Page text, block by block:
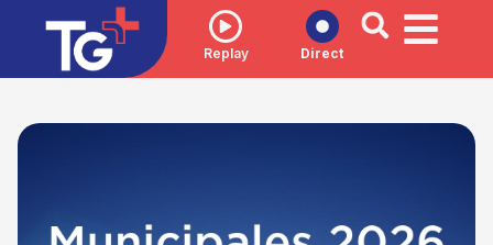
Replay Direct